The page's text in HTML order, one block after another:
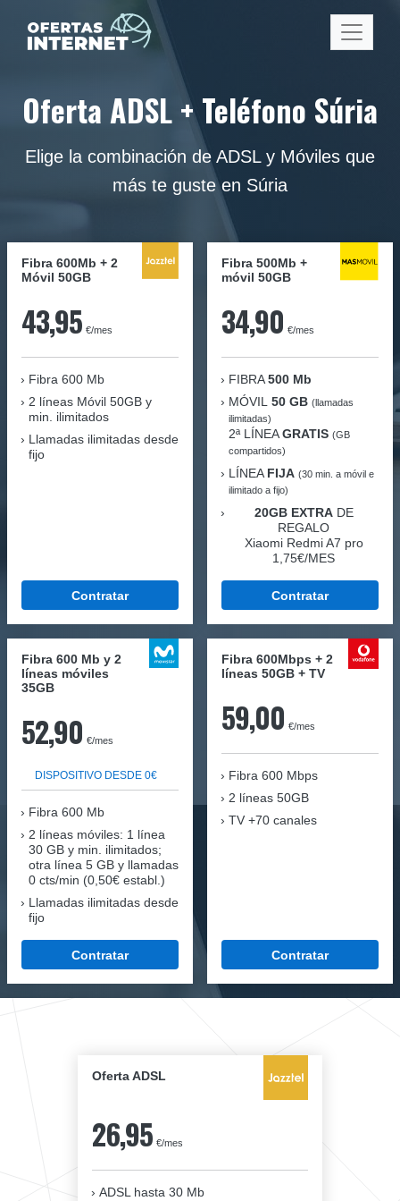
Oferta ADSL + Teléfono Súria
Elige la combinación de ADSL y Móviles que
más te guste en Súria
Fibra 600Mb + 2
Móvil 50GB
43,95 €/mes
Fibra 600 Mb
2 líneas Móvil 50GB y
min. ilimitados
Llamadas ilimitadas desde
fijo
Contratar
Fibra 500Mb +
móvil 50GB
34,90 €/mes
FIBRA 500 Mb
MÓVIL 50 GB (llamadas
ilimitadas)
2ª LÍNEAGRATIS (GB
compartidos)
LÍNEA FIJA (30 min. a móvil e
ilimitado a fijo)
20GB EXTRADE
REGALO
Xiaomi Redmi A7 pro
1,75€/MES
Contratar
Fibra 600 Mb y 2
líneas móviles
35GB
52,90 €/mes
DISPOSITIVO DESDE 0€
Fibra 600 Mb
2 líneas móviles: 1 línea
30 GB y min. ilimitados;
otra línea 5 GB y llamadas
0 cts/min (0,50€ establ.)
Llamadas ilimitadas desde
fijo
Contratar
Fibra 600Mbps + 2
líneas 50GB + TV
59,00 €/mes
Fibra 600 Mbps
2 líneas 50GB
TV +70 canales
Contratar
Oferta ADSL
26,95 €/mes
ADSL hasta 30 Mb